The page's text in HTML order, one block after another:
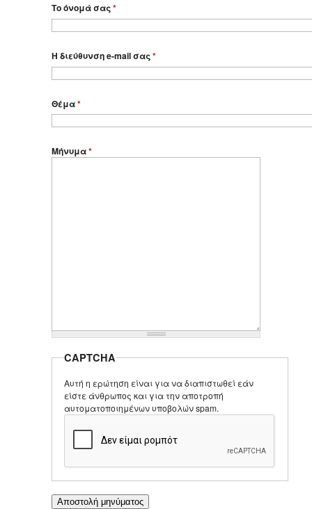
Το όνομά σας*
Η διεύθυνση e-mail σας*
Θέμα*
Μήνυμα*
CAPTCHA
Αυτή η ερώτηση είναι για να διαπιστωθεί εάν
είστε άνθρωπος και για την αποτροπή
αυτοματοποιημένων υποβολών spam.